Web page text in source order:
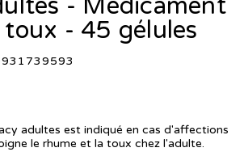
- Médicament
- 45 gélules
adultes est indiqué en cas d'affections
le rhume et la toux chez l'adulte.